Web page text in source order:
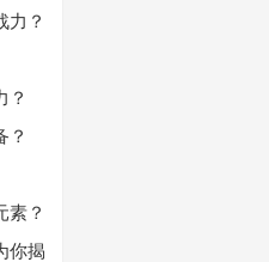
力？
？
？
素？
你揭